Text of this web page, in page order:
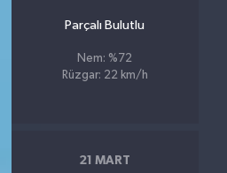
Parçalı Bulutlu
Nem: %72
Rüzgar: 22 km/h
21 MART